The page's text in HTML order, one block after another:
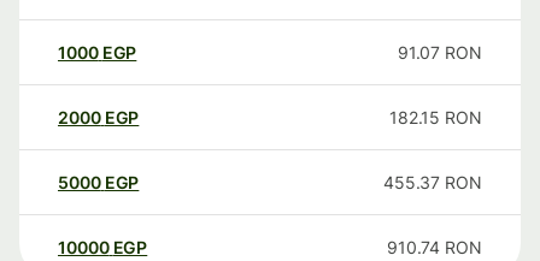
1000 EGP 91.07 RON
2000 EGP 182.15 RON
5000 EGP 455.37 RON
10000 EGP 910.74 RON